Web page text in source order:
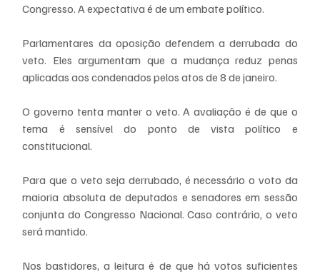
Congresso. A expectativa é de um embate político.
Parlamentares da oposição defendem a derrubada do
veto. Eles argumentam que a mudança reduz penas
aplicadas aos condenados pelos atos de 8 de janeiro.
O governo tenta manter o veto. A avaliação é de que o
tema é sensível do ponto de vista político e
constitucional.
Para que o veto seja derrubado, é necessário o voto da
maioria absoluta de deputados e senadores em sessão
conjunta do Congresso Nacional. Caso contrário, o veto
será mantido.
Nos bastidores, a leitura é de que há votos suficientes